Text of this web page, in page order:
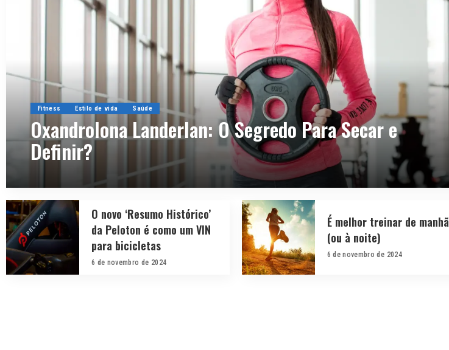
Fitness Estilo de vida Saúde
Oxandrolona Landerlan: O Segredo Para Secar e
Definir?
15 de novembro de 2024
O novo ‘Resumo Histórico’
da Peloton é como um VIN
para bicicletas
6 de novembro de 2024
É melhor treinar de manhã
(ou à noite)
6 de novembro de 2024